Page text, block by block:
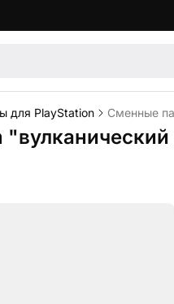
для PlayStation Сменные